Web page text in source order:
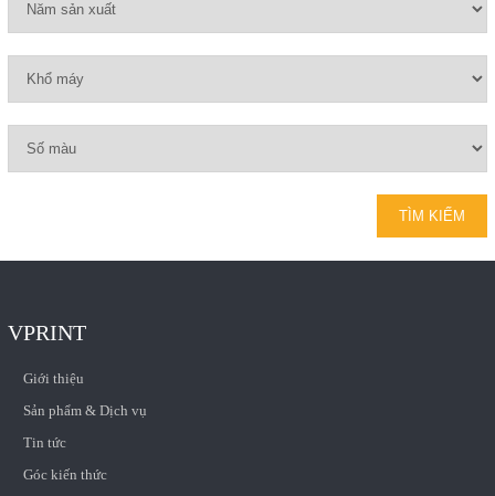
VPRINT
Giới thiệu
Sản phẩm & Dịch vụ
Tin tức
Góc kiến thức